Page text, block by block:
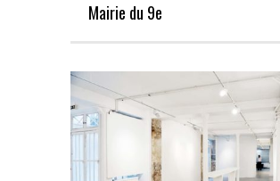
Mairie du 9e